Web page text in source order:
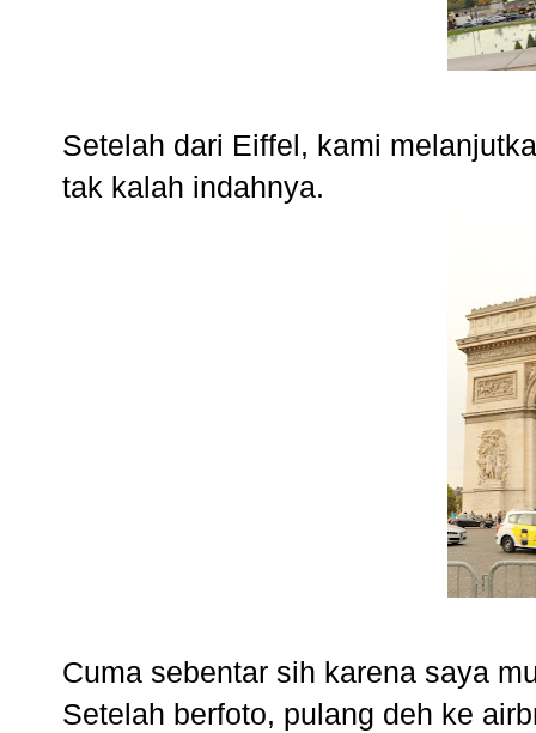
Setelah dari Eiffel, kami
tak kalah indahnya.
Cuma sebentar sih karena saya
Setelah berfoto, pulang deh ke